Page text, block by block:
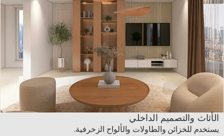
الأثاث والتصميم الداخلي
يستخدم للخزائن والطاولات والألواح الزخرفية.